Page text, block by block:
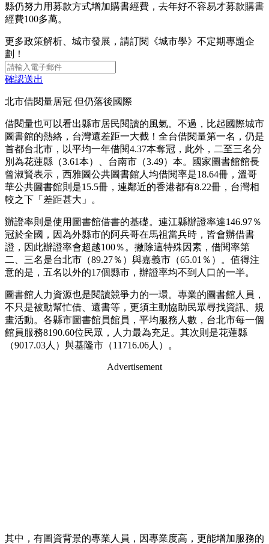
縣仍努力用募款方式增加購書經費，去年好不容易才募款購書
經費100多萬。
更多政策解析、城市發展，請訂閱《城市學》不定期專題企
劃！
確認送出
北市借閱量居冠 但仍落後國際
借閱量也可以看出縣市居民閱讀的風氣。不過，比起國際城市
圖書館的熱絡，台灣還差距一大截！全台借閱量第一名，仍是
首都台北市，以平均一年借閱4.37本奪冠，此外，二至三名分
別為花蓮縣（3.61本）、台南市（3.49）本。國家圖書館館長
曾淑賢表示，西雅圖公共圖書館人均借閱率是18.64冊，溫哥
華公共圖書館則是15.5冊，連鄰近的香港都有8.22冊，台灣相
較之下「差距甚大」。
辦證率則是使用圖書館借書的基礎。連江縣辦證率達146.97％
冠於全國，因為外縣市的阿兵哥在馬祖當兵時，皆會辦借書
證，因此辦證率會超越100％。撇除這特殊因素，借閱率第
二、三名是台北市（89.27％）與嘉義市（65.01％）。值得注
意的是，五名以外的17個縣市，辦證率均不到人口的一半。
圖書館人力資源也是閱讀競爭力的一環。專業的圖書館人員，
不只是被動幫忙借、還書等，更須主動協助民眾尋找資訊、規
畫活動。各縣市圖書館員館員，平均服務人數，台北市每一個
館員服務8190.60位民眾，人力最為充足。其次則是花蓮縣
（9017.03人）與基隆市（11716.06人）。
Advertisement
其中，有圖資背景的專業人員，因專業度高，更能增加服務的